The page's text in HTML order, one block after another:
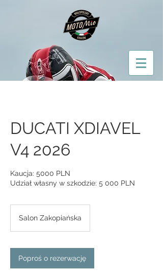
DUCATI XDIAVEL
V4 2026
Kaucja: 5000 PLN
Udział własny w szkodzie: 5 000 PLN
Salon Zakopiańska
Poproś o rezerwację